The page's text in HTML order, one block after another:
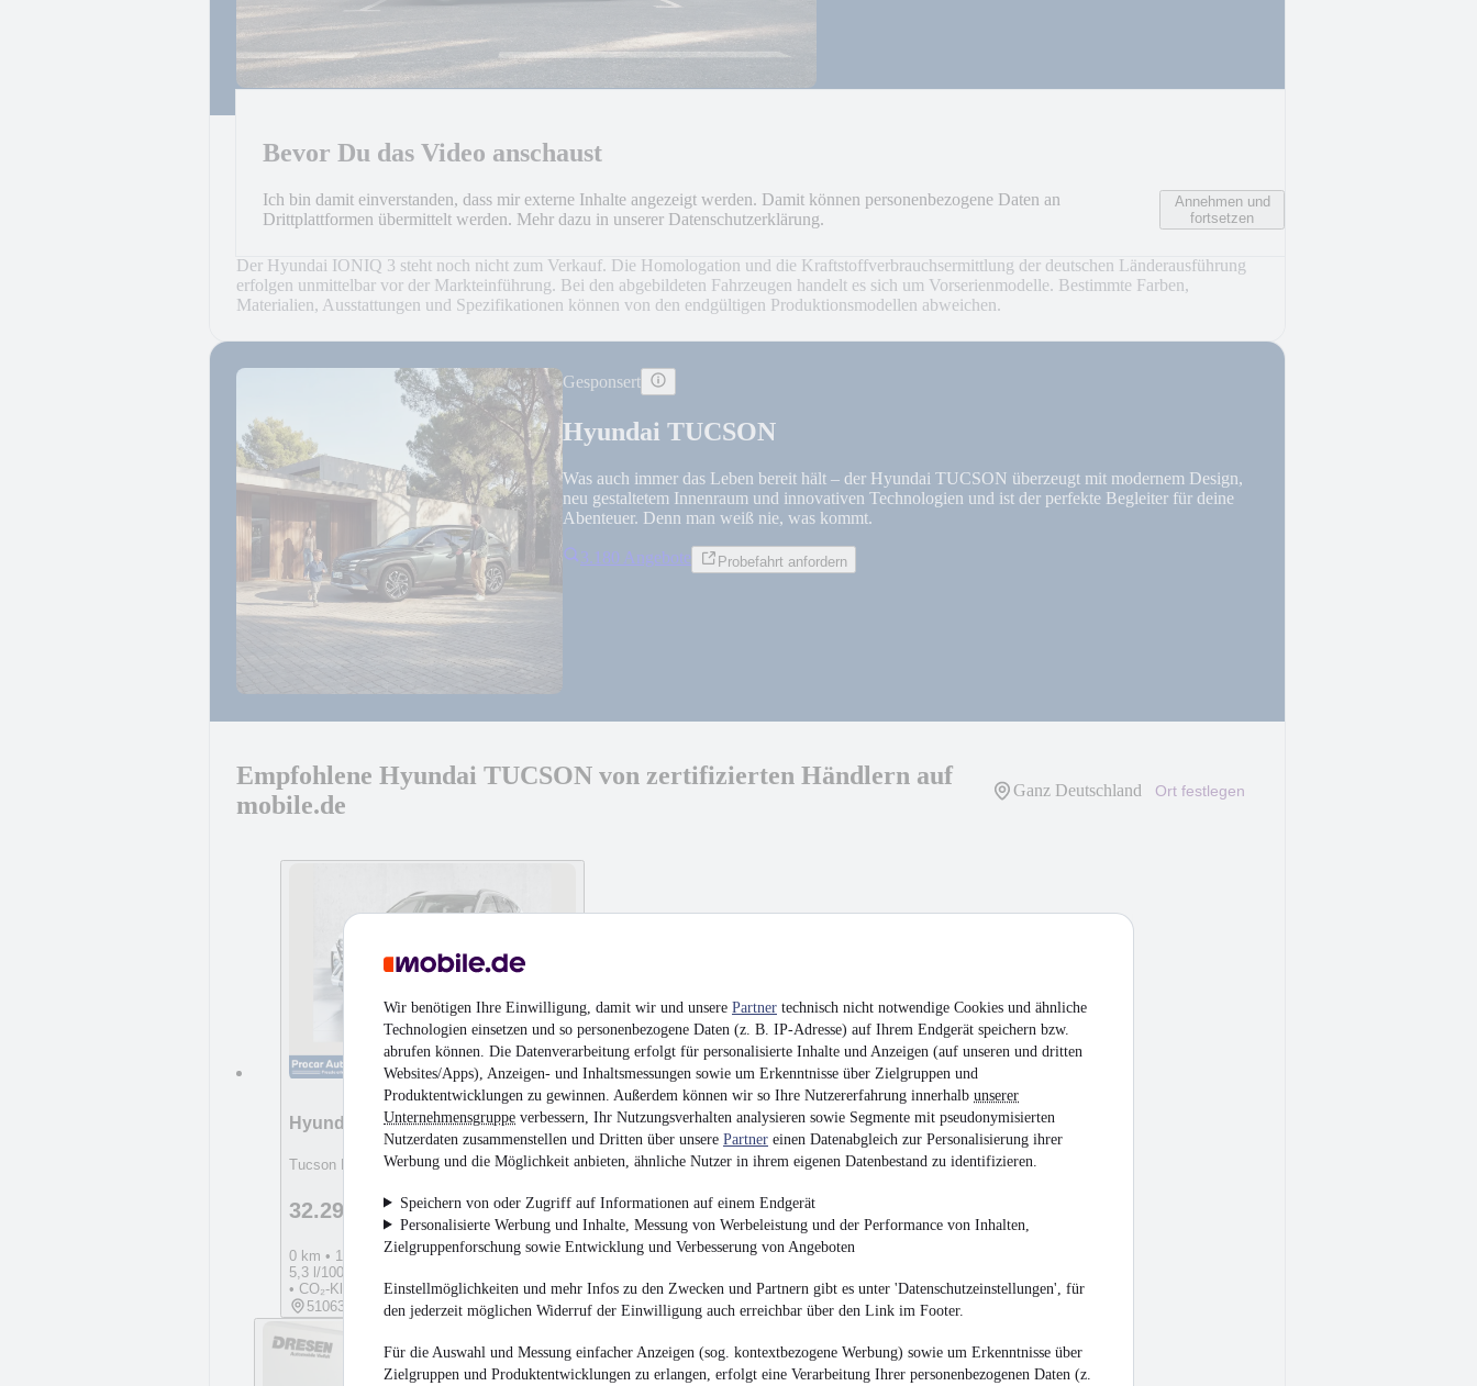
Wir benötigen Ihre Einwilligung, damit wir und unsere Partner technisch nicht notwendige Cookies und ähnliche
Technologien einsetzen und so personenbezogene Daten (z. B. IP-Adresse) auf Ihrem Endgerät speichern bzw.
abrufen können. Die Datenverarbeitung erfolgt für personalisierte Inhalte und Anzeigen (auf unseren und dritten
Websites/Apps), Anzeigen- und Inhaltsmessungen sowie um Erkenntnisse über Zielgruppen und
Produktentwicklungen zu gewinnen. Außerdem können wir so Ihre Nutzererfahrung innerhalb unserer
Unternehmensgruppe verbessern, Ihr Nutzungsverhalten analysieren sowie Segmente mit pseudonymisierten
Nutzerdaten zusammenstellen und Dritten über unsere Partner einen Datenabgleich zur Personalisierung ihrer
Werbung und die Möglichkeit anbieten, ähnliche Nutzer in ihrem eigenen Datenbestand zu identifizieren.
Speichern von oder Zugriff auf Informationen auf einem Endgerät
Personalisierte Werbung und Inhalte, Messung von Werbeleistung und der Performance von Inhalten,
Zielgruppenforschung sowie Entwicklung und Verbesserung von Angeboten
Einstellmöglichkeiten und mehr Infos zu den Zwecken und Partnern gibt es unter 'Datenschutzeinstellungen', für
den jederzeit möglichen Widerruf der Einwilligung auch erreichbar über den Link im Footer.
Für die Auswahl und Messung einfacher Anzeigen (sog. kontextbezogene Werbung) sowie um Erkenntnisse über
Zielgruppen und Produktentwicklungen zu erlangen, erfolgt eine Verarbeitung Ihrer personenbezogenen Daten (z.
Der IONIQ 3 vereint ausdrucksstarkes Design mit einem komfortablen Innenraum und intuitiver Technologie – für ein Fahrerlebnis, das begeistert
Bevor Du das Video anschaust
Ich bin damit einverstanden, dass mir externe Inhalte angezeigt werden. Damit können personenbezogene Daten an
Drittplattformen übermittelt werden. Mehr dazu in unserer Datenschutzerklärung.
Annehmen und
fortsetzen
Der Hyundai IONIQ 3 steht noch nicht zum Verkauf. Die Homologation und die Kraftstoffverbrauchsermittlung der deutschen Länderausführung
erfolgen unmittelbar vor der Markteinführung. Bei den abgebildeten Fahrzeugen handelt es sich um Vorserienmodelle. Bestimmte Farben,
Materialien, Ausstattungen und Spezifikationen können von den endgültigen Produktionsmodellen abweichen.
Gesponsert
Hyundai TUCSON
Was auch immer das Leben bereit hält – der Hyundai TUCSON überzeugt mit modernem Design,
neu gestaltetem Innenraum und innovativen Technologien und ist der perfekte Begleiter für deine
Abenteuer. Denn man weiß nie, was kommt.
3.180 Angebote Probefahrt anfordern
Empfohlene Hyundai TUCSON von zertifizierten Händlern auf
mobile.de
Ganz Deutschland Ort festlegen
Hyundai TUCSON
Tucson DIESEL, 136PS, 7-DCT, RFK, NAVI. KLIMAAUT
32.290 € Guter Preis
0 km • 100 kW (136 PS) • Diesel
5,3 l/100km (komb.) • 138 g CO₂/km (komb.)
• CO₂-Klasse E (komb.)
51063 Köln